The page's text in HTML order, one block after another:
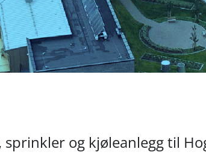
og kjøleanlegg til